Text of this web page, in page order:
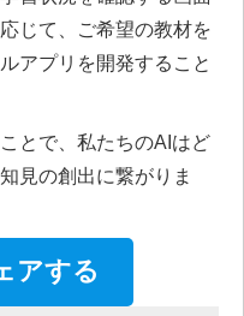
じて、ご希望の教材を
アプリを開発すること
とで、私たちのAIはど
見の創出に繋がりま
アする